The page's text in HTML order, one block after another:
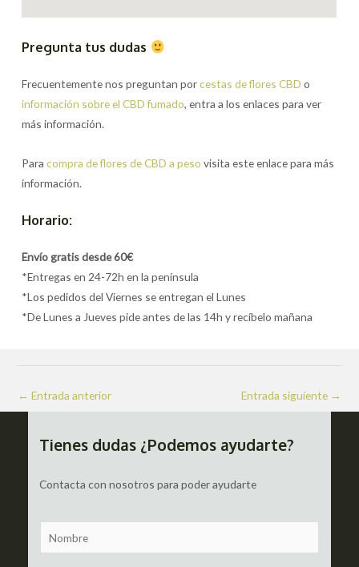
Pregunta tus dudas
Frecuentemente nos preguntan porcestas de flores CBD o
información sobre el CBD fumado, entra a los enlaces para ver
más información.
Paracompra de flores de CBD a peso visita este enlace para más
información.
Horario:
Envío gratis desde 60€
*Entregas en 24-72h en la península
*Los pedidos del Viernes se entregan el Lunes
*De Lunes a Jueves pide antes de las 14h y recíbelo mañana
Navegación
de
← Entrada anterior Entrada siguiente →
Tienes dudas ¿Podemos ayudarte?
Contacta con nosotros para poder ayudarte
a